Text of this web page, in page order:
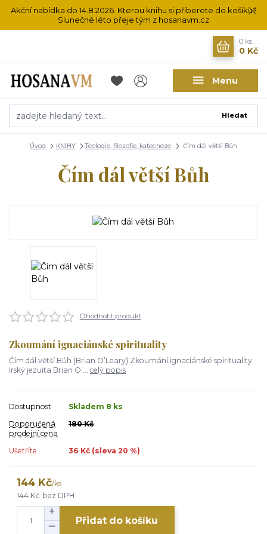
Akční nabídka do 14.8.2026. Kterou knihu si přiberete do košíku?
Slunečné léto přeje tým z hosanavm.cz
Menu
Hledat
0 ks
0 Kč
Úvod KNIHY Teologie, filozofie, katecheze Čím dál větší Bůh
Čím dál větší Bůh
Ohodnotit produkt
Zkoumání ignaciánské spirituality
Čím dál větší Bůh (Brian O’Leary) Zkoumání ignaciánské spirituality
Irský jezuita Brian O’... celý popis
Dostupnost
Skladem 8 ks
Doporučená
prodejní cena
180 Kč
Ušetříte 36 Kč (sleva 20 %)
144 Kč/ks
144 Kč bez DPH
Přidat do košíku